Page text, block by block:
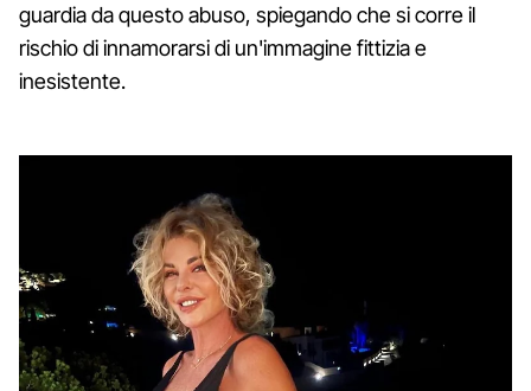
guardia da questo abuso, spiegando che si corre il
rischio di innamorarsi di un'immagine fittizia e
inesistente.